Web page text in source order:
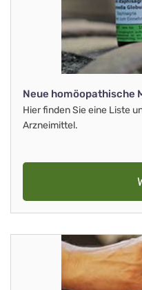
Neue homöopathische
Hier finden Sie eine Liste
Arzneimittel.